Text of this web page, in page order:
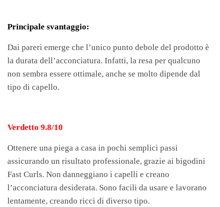
Principale svantaggio:
Dai pareri emerge che l’unico punto debole del prodotto è
la durata dell’acconciatura. Infatti, la resa per qualcuno
non sembra essere ottimale, anche se molto dipende dal
tipo di capello.
Verdetto 9.8/10
Ottenere una piega a casa in pochi semplici passi
assicurando un risultato professionale, grazie ai bigodini
Fast Curls. Non danneggiano i capelli e creano
l’acconciatura desiderata. Sono facili da usare e lavorano
lentamente, creando ricci di diverso tipo.